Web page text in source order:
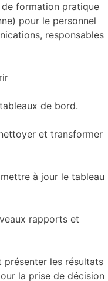
de formation pratique
pour le personnel
responsables
de bord.
et transformer
à jour le tableau
rapports et
les résultats
la prise de décision